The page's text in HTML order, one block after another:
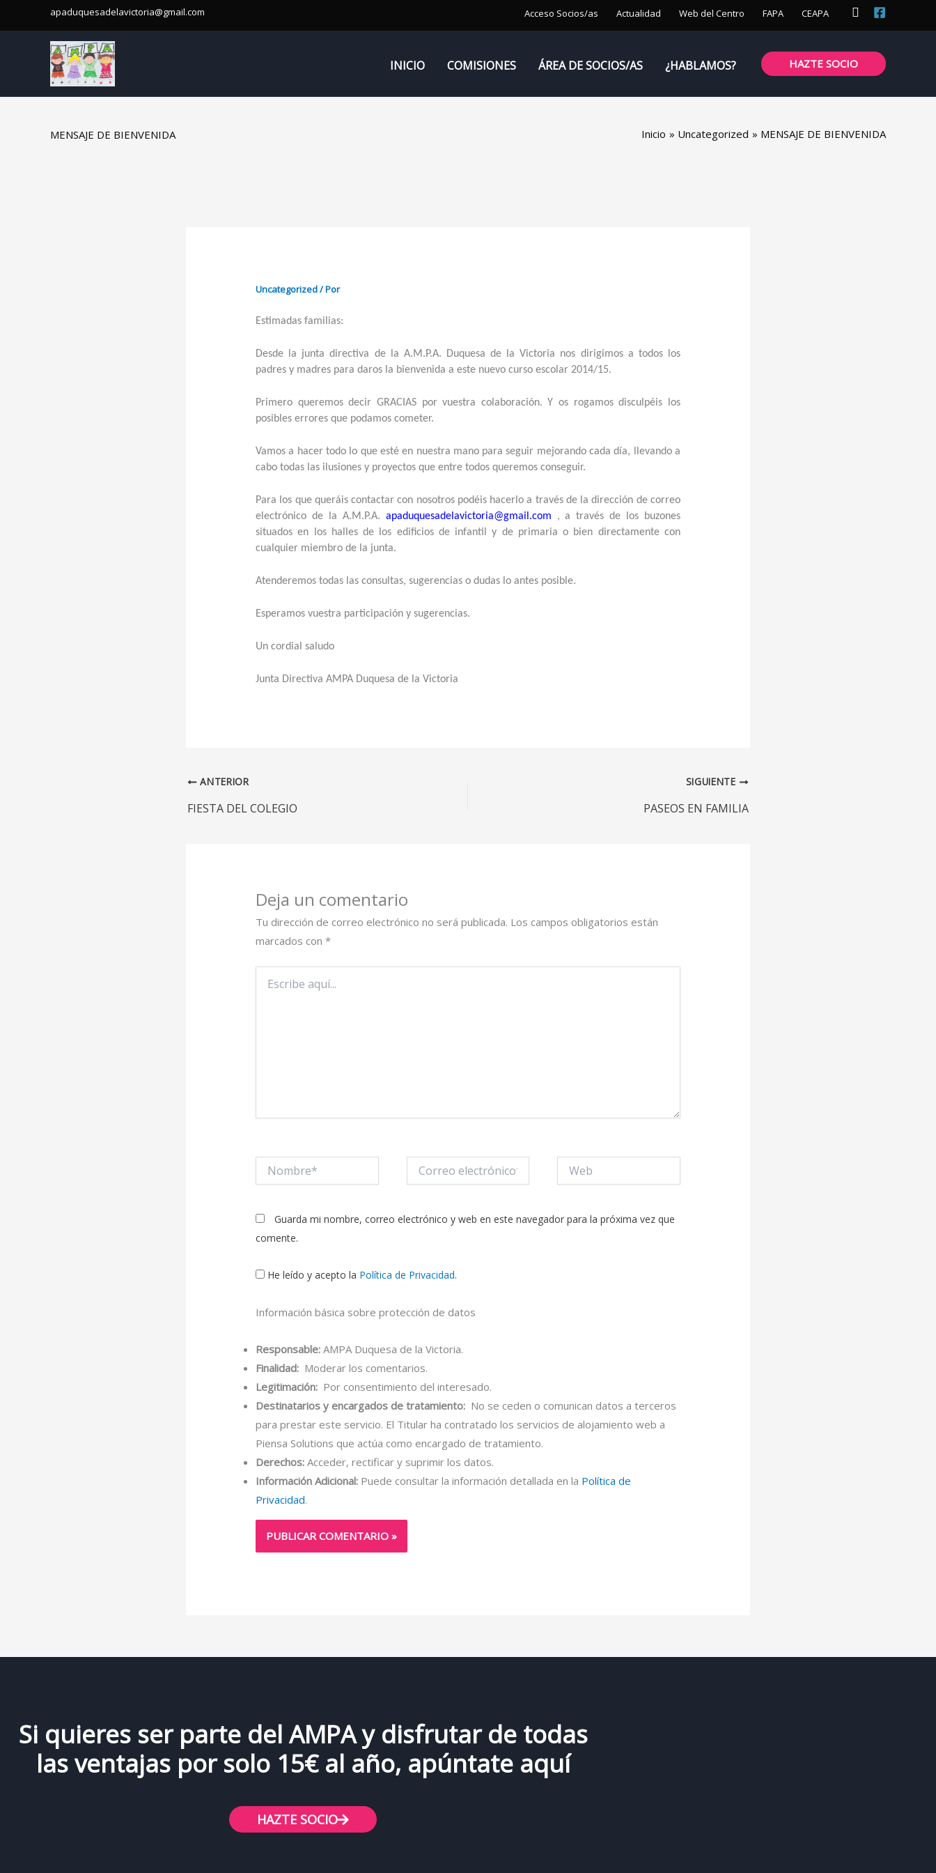
al
apaduquesadelavictoria@gmail.com Acceso Socios/as Actualidad Web del Centro FAPA CEAPA Buscar
INICIO COMISIONES ÁREA DE SOCIOS/AS ¿HABLAMOS? HAZTE SOCIO
MENSAJE DE BIENVENIDA Inicio Uncategorized MENSAJE DE BIENVENIDA
Uncategorized/ Por
Estimadas familias:
Desde la junta directiva de la A.M.P.A. Duquesa de la Victoria nos dirigimos a todos los
padres y madres para daros la bienvenida a este nuevo curso escolar 2014/15.
Primero queremos decir GRACIAS por vuestra colaboración. Y os rogamos disculpéis los
posibles errores que podamos cometer.
Vamos a hacer todo lo que esté en nuestra mano para seguir mejorando cada día, llevando a
cabo todas las ilusiones y proyectos que entre todos queremos conseguir.
Para los que queráis contactar con nosotros podéis hacerlo a través de la dirección de correo
electrónico de la A.M.P.A. apaduquesadelavictoria@gmail.com , a través de los buzones
situados en los halles de los edificios de infantil y de primaria o bien directamente con
cualquier miembro de la junta.
Atenderemos todas las consultas, sugerencias o dudas lo antes posible.
Esperamos vuestra participación y sugerencias.
Un cordial saludo
Junta Directiva AMPA Duquesa de la Victoria
ANTERIOR
FIESTA DEL COLEGIO
SIGUIENTE
PASEOS EN FAMILIA
Deja un comentario
Tu dirección de correo electrónico no será publicada. Los campos obligatorios están
marcados con*
aquí...
electrónico*
Guarda mi nombre, correo electrónico y web en este navegador para la próxima vez que
comente.
He leído y acepto la Política de Privacidad.
Información básica sobre protección de datos
Responsable: AMPA Duquesa de la Victoria.
Finalidad: Moderar los comentarios.
Legitimación: Por consentimiento del interesado.
Destinatarios y encargados de tratamiento: No se ceden o comunican datos a terceros
para prestar este servicio. El Titular ha contratado los servicios de alojamiento web a
Piensa Solutions que actúa como encargado de tratamiento.
Derechos: Acceder, rectificar y suprimir los datos.
Información Adicional: Puede consultar la información detallada en la Política de
Privacidad.
Si quieres ser parte del AMPA y disfrutar de todas
las ventajas por solo 15€ al año, apúntate aquí
HAZTE SOCIO